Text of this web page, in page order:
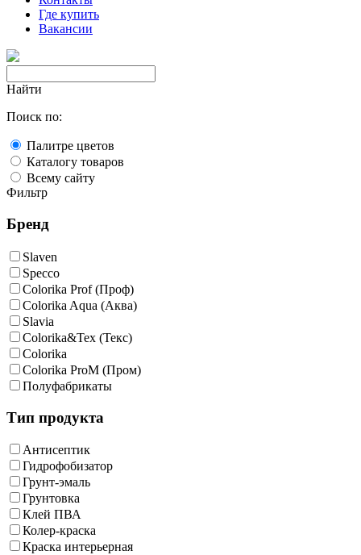
Где купить
Вакансии
Найти
Поиск по:
Палитре цветов
Каталогу товаров
Всему сайту
Фильтр
Бренд
Slaven
Specco
Colorika Prof (Проф)
Colorika Aqua (Аква)
Slavia
Colorika&Tex (Текс)
Colorika
Colorika ProM (Пром)
Полуфабрикаты
Тип продукта
Антисептик
Гидрофобизатор
Грунт-эмаль
Грунтовка
Клей ПВА
Колер-краска
Краска интерьерная